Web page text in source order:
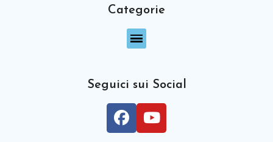
Categorie
Seguici sui Social